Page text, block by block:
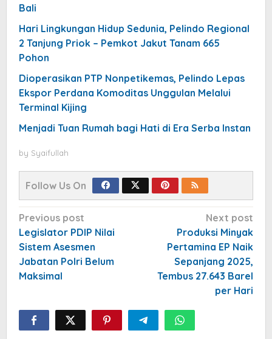
Bali
Hari Lingkungan Hidup Sedunia, Pelindo Regional
2 Tanjung Priok – Pemkot Jakut Tanam 665
Pohon
Dioperasikan PTP Nonpetikemas, Pelindo Lepas
Ekspor Perdana Komoditas Unggulan Melalui
Terminal Kijing
Menjadi Tuan Rumah bagi Hati di Era Serba Instan
by Syaifullah
Follow Us On
Post
navigation
Previous post
Legislator PDIP Nilai
Sistem Asesmen
Jabatan Polri Belum
Maksimal
Next post
Produksi Minyak
Pertamina EP Naik
Sepanjang 2025,
Tembus 27.643 Barel
per Hari